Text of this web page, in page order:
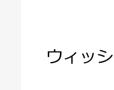
ウィッ